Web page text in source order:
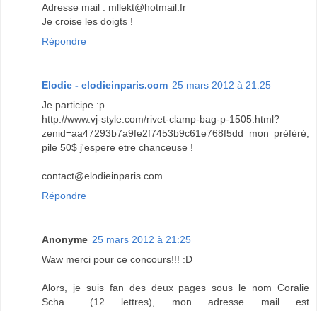
Adresse mail : mllekt@hotmail.fr
Je croise les doigts !
Répondre
Elodie - elodieinparis.com 25 mars 2012 à 21:25
Je participe :p
http://www.vj-style.com/rivet-clamp-bag-p-1505.html?
zenid=aa47293b7a9fe2f7453b9c61e768f5dd mon préféré,
pile 50$ j'espere etre chanceuse !
contact@elodieinparis.com
Répondre
Anonyme 25 mars 2012 à 21:25
Waw merci pour ce concours!!! :D
Alors, je suis fan des deux pages sous le nom Coralie
Scha... (12 lettres), mon adresse mail est